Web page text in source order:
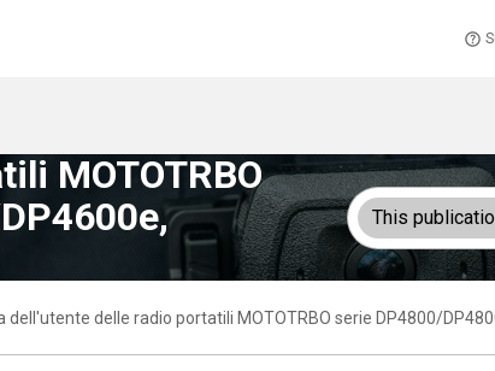
MOTOTRBO
This
dell'utente delle radio portatili MOTOTRBO serie DP4800/